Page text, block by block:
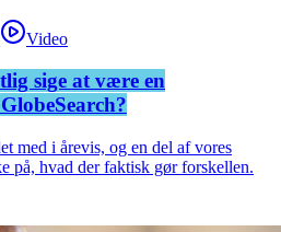
Video
sige at være en
med i årevis, og en del af vores
på, hvad der faktisk gør forskellen.